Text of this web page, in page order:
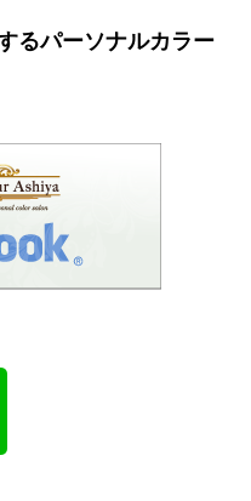
るパーソナルカラー